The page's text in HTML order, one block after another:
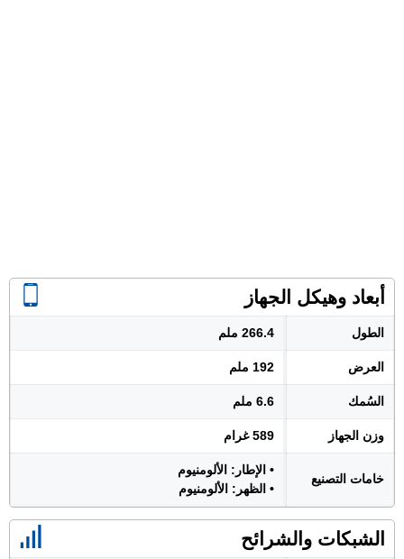
أبعاد وهيكل الجهاز
الطول 266.4 ملم
العرض 192 ملم
السُمك 6.6 ملم
وزن الجهاز 589 غرام
خامات التصنيع
• الإطار: الألومنيوم
• الظهر: الألومنيوم
الشبكات والشرائح